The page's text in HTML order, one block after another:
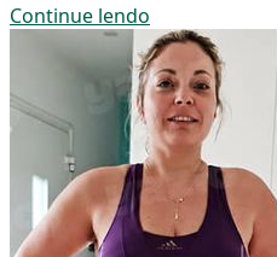
Continue lendo